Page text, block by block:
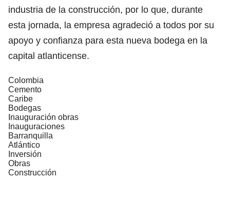
industria de la construcción, por lo que, durante
esta jornada, la empresa agradeció a todos por su
apoyo y confianza para esta nueva bodega en la
capital atlanticense.
Colombia
Cemento
Caribe
Bodegas
Inauguración obras
Inauguraciones
Barranquilla
Atlántico
Inversión
Obras
Construcción